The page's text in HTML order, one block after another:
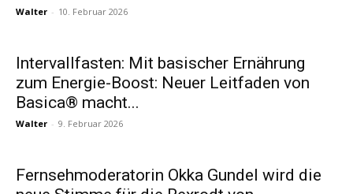
Walter - 10. Februar 2026
Intervallfasten: Mit basischer Ernährung
zum Energie-Boost: Neuer Leitfaden von
Basica® macht...
Walter - 9. Februar 2026
Fernsehmoderatorin Okka Gundel wird die